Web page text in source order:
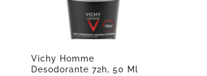
Vichy Homme
Desodorante 72h, 50 Ml